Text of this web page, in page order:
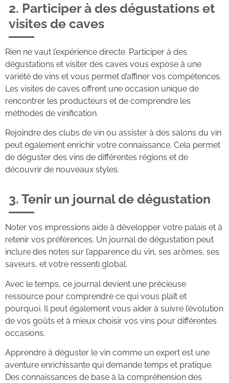
2. Participer à des dégustations et
visites de caves
Rien ne vaut l’expérience directe. Participer à des
dégustations et visiter des caves vous expose à une
variété de vins et vous permet d’affiner vos compétences.
Les visites de caves offrent une occasion unique de
rencontrer les producteurs et de comprendre les
méthodes de vinification.
Rejoindre des clubs de vin ou assister à des salons du vin
peut également enrichir votre connaissance. Cela permet
de déguster des vins de différentes régions et de
découvrir de nouveaux styles.
3. Tenir un journal de dégustation
Noter vos impressions aide à développer votre palais et à
retenir vos préférences. Un journal de dégustation peut
inclure des notes sur l’apparence du vin, ses arômes, ses
saveurs, et votre ressenti global.
Avec le temps, ce journal devient une précieuse
ressource pour comprendre ce qui vous plaît et
pourquoi. Il peut également vous aider à suivre l’évolution
de vos goûts et à mieux choisir vos vins pour différentes
occasions.
Apprendre à déguster le vin comme un expert est une
aventure enrichissante qui demande temps et pratique.
Des connaissances de base à la compréhension des